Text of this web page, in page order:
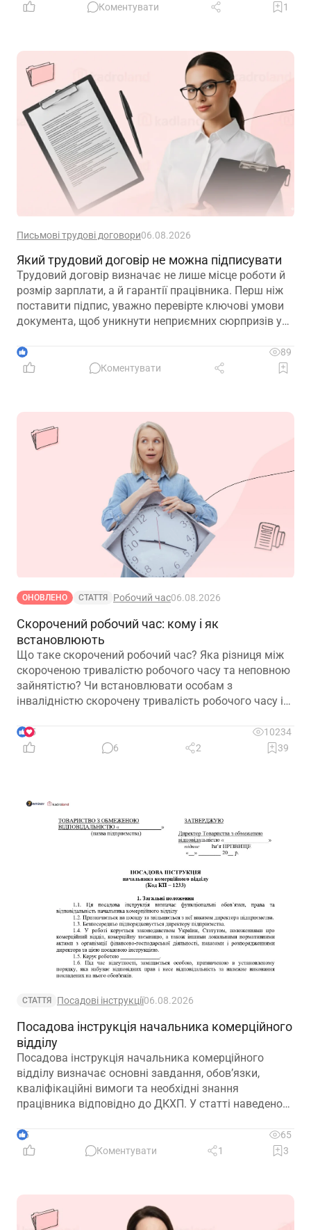
Коментувати
1
Письмові трудові договори06.08.2026
Який трудовий договір не можна підписувати
Трудовий договір визначає не лише місце роботи й
розмір зарплати, а й гарантії працівника. Перш ніж
поставити підпис, уважно перевірте ключові умови
документа, щоб уникнути неприємних сюрпризів у
1
89
Коментувати
ОНОВЛЕНО СТАТТЯ Робочий час06.08.2026
Скорочений робочий час: кому і як
встановлюють
Що таке скорочений робочий час? Яка різниця між
скороченою тривалістю робочого часу та неповною
зайнятістю? Чи встановлювати особам з
інвалідністю скорочену тривалість робочого часу і
передбачено встановлення скороченого робочого
часу? І особливо актуальне запитання: чи потрібно
5
10234
6
2 39
СТАТТЯ Посадові інструкції06.08.2026
Посадова інструкція начальника комерційного
відділу
Посадова інструкція начальника комерційного
відділу визначає основні завдання, обов’язки,
кваліфікаційні вимоги та необхідні знання
працівника відповідно до ДКХП. У статті наведено
до особливостей діяльності підприємства.
5
65
Коментувати
1 3